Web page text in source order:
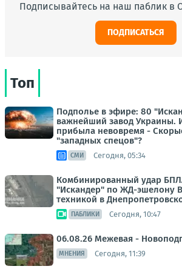
Подписывайтесь на наш паблик в
ПОДПИСАТЬСЯ
Топ
Подполье в эфире: 80
важнейший завод Украины.
прибыла невовремя -
"западных спецов"?
СМИ Сегодня, 05:34
Комбинированный удар
"Искандер" по ЖД-эшелону
техникой в
ПАБЛИКИ Сегодня, 10:47
06.08.26 Межевая -
МНЕНИЯ Сегодня, 11:39